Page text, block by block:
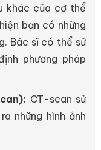
khác của cơ thể
bạn có những
Bác sĩ có thể sử
phương pháp
CT-scan sử
những hình ảnh